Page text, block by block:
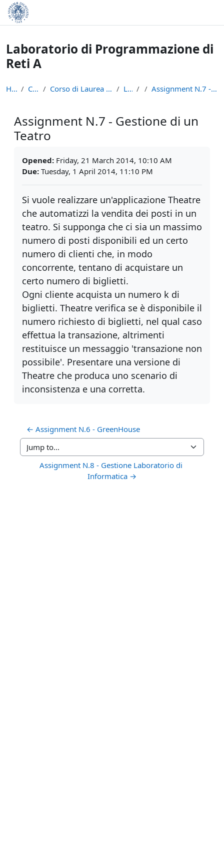
Skip to main content
Laboratorio di Programmazione di
Reti A
Home Courses Corso di Laurea in Informatica (L-31) LPR - A Assignment N.7 - Gestione di un Teatro
Assignment N.7 - Gestione di un
Teatro
Opened: Friday, 21 March 2014, 10:10 AM
Due: Tuesday, 1 April 2014, 11:10 PM
Si vuole realizzare un'applicazione Theatre
che automatizzi la vendita dei posti in un
teatro. Si supponga che ci sia un massimo
numero di posti disponibili ed un certo
numero di clienti che, in modo
concorrente, tentano di acquistare un
certo numero di biglietti.
Ogni cliente acquista un numero k di
biglietti. Theatre verifica se è disponibile il
numero richiesto di biglietti, nel qual caso
effettua la transazione, altrimenti
restituisce un messaggio 'transazione non
possibile'. Presentare una versione di
Theatre che produca uno scenario di
inconsistenza e una corretta.
← Assignment N.6 - GreenHouse
Jump to...
Assignment N.8 - Gestione Laboratorio di
Informatica →